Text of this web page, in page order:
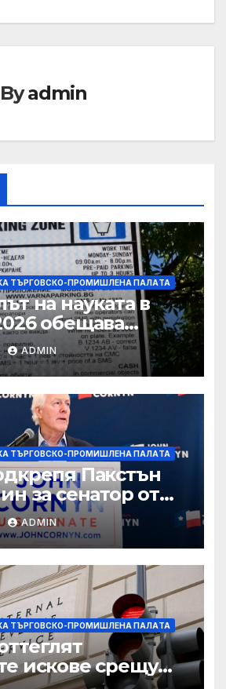
Byadmin
ТЪРГОВСКО-ПРОМИШЛЕНА ПАЛAТА
на науката в
обещава
научно-
иновации
ADMIN
ТЪРГОВСКО-ПРОМИШЛЕНА ПАЛAТА
Пакстън
за сенатор от
ADMIN
ТЪРГОВСКО-ПРОМИШЛЕНА ПАЛAТА
искове срещу